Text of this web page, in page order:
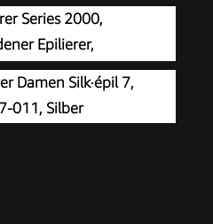
Series 2000,
Epilierer,
Modell
Damen Silk·épil 7,
011, Silber